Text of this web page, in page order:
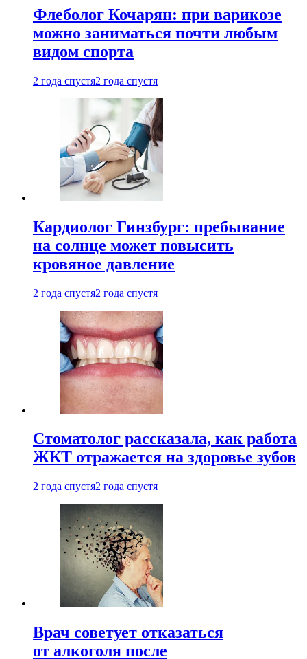
Флеболог Кочарян: при варикозе
можно заниматься почти любым
видом спорта
2 года спустя2 года спустя
Кардиолог Гинзбург: пребывание
на солнце может повысить
кровяное давление
2 года спустя2 года спустя
Стоматолог рассказала, как работа
ЖКТ отражается на здоровье зубов
2 года спустя2 года спустя
Врач советует отказаться
от алкоголя после